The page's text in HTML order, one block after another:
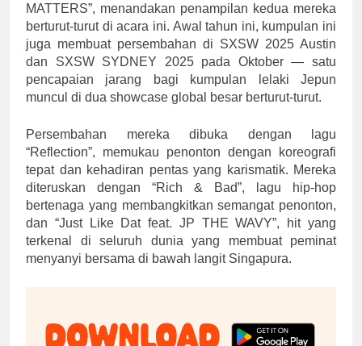
MATTERS”, menandakan penampilan kedua mereka
berturut-turut di acara ini. Awal tahun ini, kumpulan ini
juga membuat persembahan di SXSW 2025 Austin
dan SXSW SYDNEY 2025 pada Oktober — satu
pencapaian jarang bagi kumpulan lelaki Jepun
muncul di dua showcase global besar berturut-turut.
Persembahan mereka dibuka dengan lagu
“Reflection”, memukau penonton dengan koreografi
tepat dan kehadiran pentas yang karismatik. Mereka
diteruskan dengan “Rich & Bad”, lagu hip-hop
bertenaga yang membangkitkan semangat penonton,
dan “Just Like Dat feat. JP THE WAVY”, hit yang
terkenal di seluruh dunia yang membuat peminat
menyanyi bersama di bawah langit Singapura.